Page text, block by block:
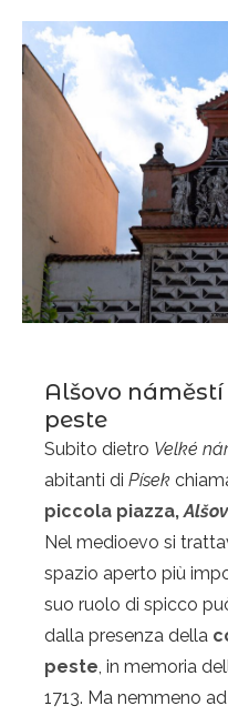
Alšovo náměstí
peste
Subito dietro Velké
abitanti di Písek
piccola piazza,
Nel medioevo si
spazio aperto più
suo ruolo di spicco
dalla presenza della
peste, in memoria
1713. Ma nemmeno